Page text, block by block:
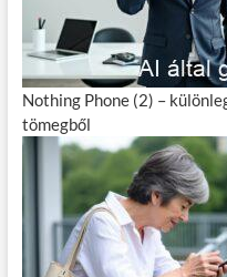
Nothing Phone (2) –
tömegből